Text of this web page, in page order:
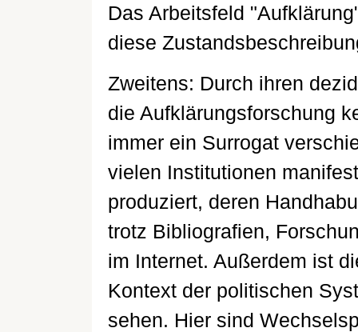
Das Arbeitsfeld
diese
Zweitens: Durch ihren
die Aufklärungsforschung
immer ein Surrogat
vielen Institutionen
produziert, deren
trotz Bibliografien,
im Internet. Außerdem ist
Kontext der politischen
sehen. Hier sind